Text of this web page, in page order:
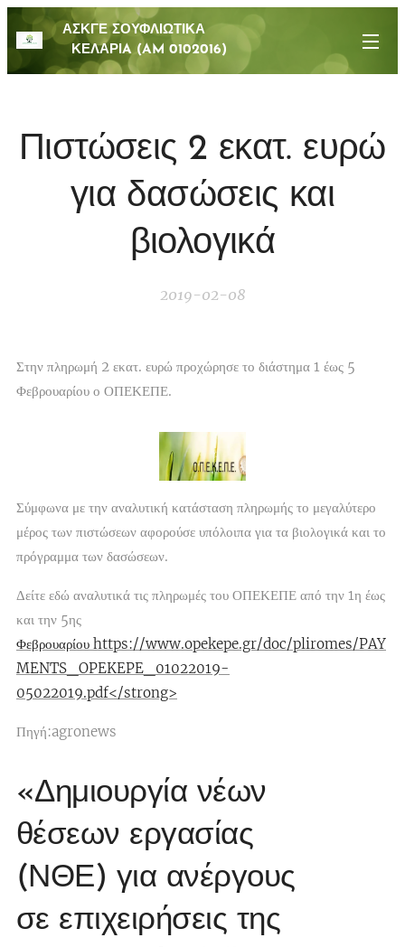
ΑΣΚΓΕ ΣΟΥΦΛΙΩΤΙΚΑ
ΚΕΛΑΡΙA (AM 0102016)
Πιστώσεις 2 εκατ. ευρώ
για δασώσεις και
βιολογικά
2019-02-08
Στην πληρωμή 2 εκατ. ευρώ προχώρησε το διάστημα 1 έως 5
Φεβρουαρίου ο ΟΠΕΚΕΠΕ.
Σύμφωνα με την αναλυτική κατάσταση πληρωμής το μεγαλύτερο
μέρος των πιστώσεων αφορούσε υπόλοιπα για τα βιολογικά και το
πρόγραμμα των δασώσεων.
Δείτε εδώ αναλυτικά τις πληρωμές του ΟΠΕΚΕΠΕ από την 1η έως
και την 5ης
Φεβρουαρίου https://www.opekepe.gr/doc/pliromes/PAY
MENTS_OPEKEPE_01022019-
05022019.pdf</strong>
Πηγή:agronews
«Δημιουργία νέων
θέσεων εργασίας
(ΝΘΕ) για ανέργους
σε επιχειρήσεις της